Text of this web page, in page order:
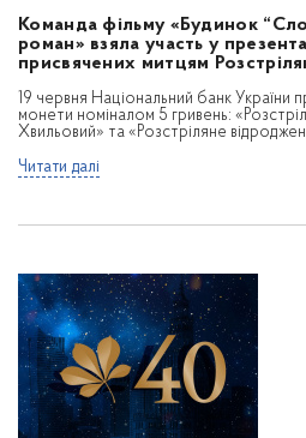
Команда фільму «Будинок
роман» взяла участь у
присвячених митцям
19 червня Національний банк України
монети номіналом 5 гривень:
Хвильовий» та «Розстріляне
Читати далі